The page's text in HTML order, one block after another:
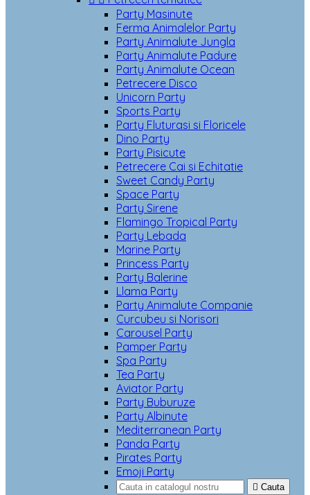
Party Masinute
Ferma Animalelor Party
Party Animalute Jungla
Party Animalute Padure
Party Animalute Ocean
Petrecere Disco
Unicorn Party
Sports Party
Party Fluturasi si Floricele
Dino Party
Party Pisicute
Petrecere Cai si Echitatie
Sweet Candy Party
Space Party
Party Sirene
Flamingo Tropical Party
Party Lebada
Marine Party
Princess Party
Party Balerine
Llama Party
Party Animalute Companie
Curcubeu si Norisori
Carousel Party
Pamper Party
Spa Party
Tea Party
Aviator Party
Party Buburuze
Party Albinute
Mediterranean Party
Panda Party
Pirates Party
Emoji Party
 Cauta